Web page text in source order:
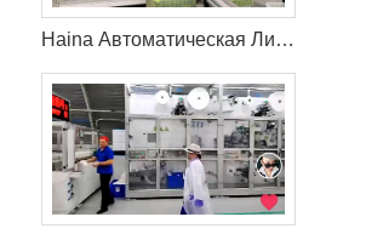
Haina Автоматическая Линия по гигиеническим салфеткам в Россия